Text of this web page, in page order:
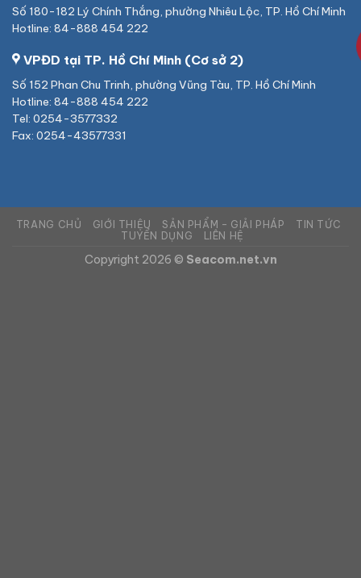
Số 180-182 Lý Chính Thắng, phường Nhiêu Lộc, TP. Hồ Chí Minh
Hotline: 84-888 454 222
VPĐD tại TP. Hồ Chí Minh (Cơ sở 2)
Số 152 Phan Chu Trinh, phường Vũng Tàu, TP. Hồ Chí Minh
Hotline: 84-888 454 222
Tel: 0254-3577332
Fax: 0254-43577331
TRANG CHỦ GIỚI THIỆU SẢN PHẨM – GIẢI PHÁP
TIN TỨC
TUYỂN DỤNG
LIÊN HỆ
Copyright 2026 © Seacom.net.vn